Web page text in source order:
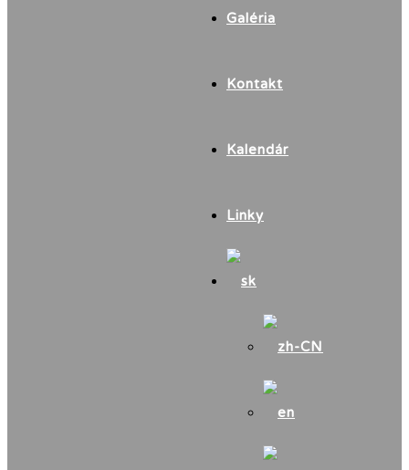
Galéria
Kontakt
Kalendár
Linky